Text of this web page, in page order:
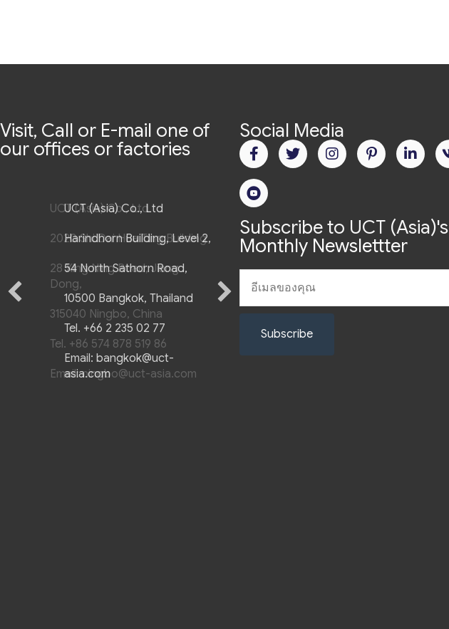
Visit, Call or E-mail one of
our offices or factories
UCT (Asia) Co., Ltd
Harindhorn Building, Level 2,
54 North Sathorn Road,
10500 Bangkok, Thailand
Tel. +66 2 235 02 77
Email: bangkok@uct-
asia.com
UCT (Asia) Co., Ltd
2020 Shi Dai Hua Ting Building
28 Xing Ning Road, Jiang
Dong,
315040 Ningbo, China
Tel. +86 574 878 519 86
Email:ningbo@uct-asia.com
Social Media
Subscribe to UCT (Asia)'s
Monthly Newslettter
Subscribe